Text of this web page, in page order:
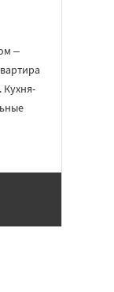
–
Кухня-